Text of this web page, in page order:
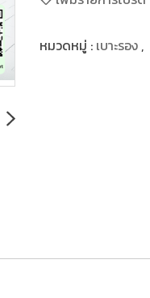
หมวดหมู่ : เบาะรอง ,